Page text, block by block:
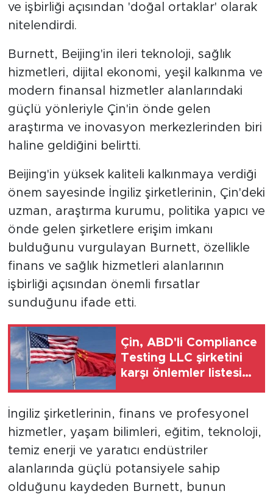
ve işbirliği açısından 'doğal ortaklar' olarak
nitelendirdi.
Burnett, Beijing'in ileri teknoloji, sağlık
hizmetleri, dijital ekonomi, yeşil kalkınma ve
modern finansal hizmetler alanlarındaki
güçlü yönleriyle Çin'in önde gelen
araştırma ve inovasyon merkezlerinden biri
haline geldiğini belirtti.
Beijing'in yüksek kaliteli kalkınmaya verdiği
önem sayesinde İngiliz şirketlerinin, Çin'deki
uzman, araştırma kurumu, politika yapıcı ve
önde gelen şirketlere erişim imkanı
bulduğunu vurgulayan Burnett, özellikle
finans ve sağlık hizmetleri alanlarının
işbirliği açısından önemli fırsatlar
sunduğunu ifade etti.
Çin, ABD'li Compliance
Testing LLC şirketini
karşı önlemler listesine
İngiliz şirketlerinin, finans ve profesyonel
hizmetler, yaşam bilimleri, eğitim, teknoloji,
temiz enerji ve yaratıcı endüstriler
alanlarında güçlü potansiyele sahip
olduğunu kaydeden Burnett, bunun